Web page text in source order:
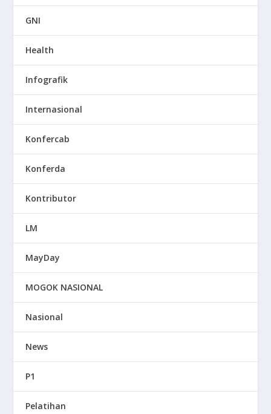
GNI
Health
Infografik
Internasional
Konfercab
Konferda
Kontributor
LM
MayDay
MOGOK NASIONAL
Nasional
News
P1
Pelatihan